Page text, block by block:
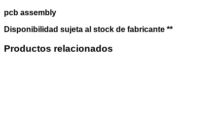
pcb assembly
Disponibilidad sujeta al stock de fabricante **
Productos relacionados